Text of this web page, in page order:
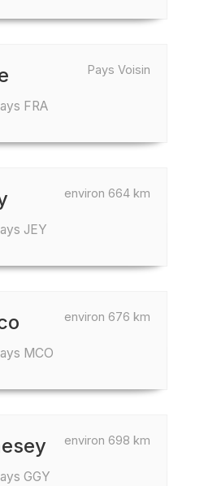
Pays Voisin
FRA
environ 664 km
JEY
environ 676 km
MCO
environ 698 km
GGY